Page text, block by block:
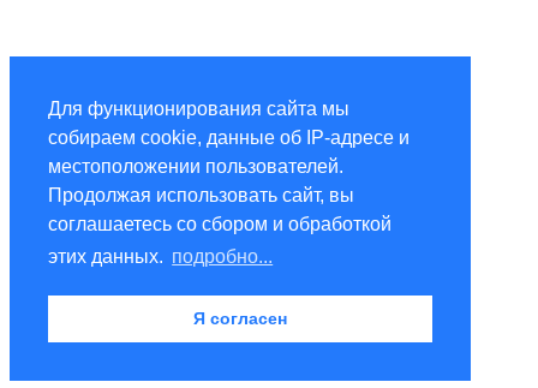
Для функционирования сайта мы
собираем cookie, данные об IP-адресе и
местоположении пользователей.
Продолжая использовать сайт, вы
соглашаетесь со сбором и обработкой
этих данных. подробно...
Я согласен